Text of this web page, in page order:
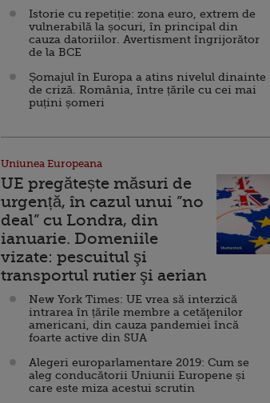
Istorie cu repetiție: zona euro, extrem de
vulnerabilă la șocuri, în principal din
cauza datoriilor. Avertisment îngrijorător
de la BCE
Șomajul în Europa a atins nivelul dinainte
de criză. România, între țările cu cei mai
puțini șomeri
Uniunea Europeana
UE pregătește măsuri de
urgență, în cazul unui ”no
deal” cu Londra, din
ianuarie. Domeniile
vizate: pescuitul şi
transportul rutier şi aerian
New York Times: UE vrea să interzică
intrarea în țările membre a cetăţenilor
americani, din cauza pandemiei încă
foarte active din SUA
Alegeri europarlamentare 2019: Cum se
aleg conducătorii Uniunii Europene și
care este miza acestui scrutin